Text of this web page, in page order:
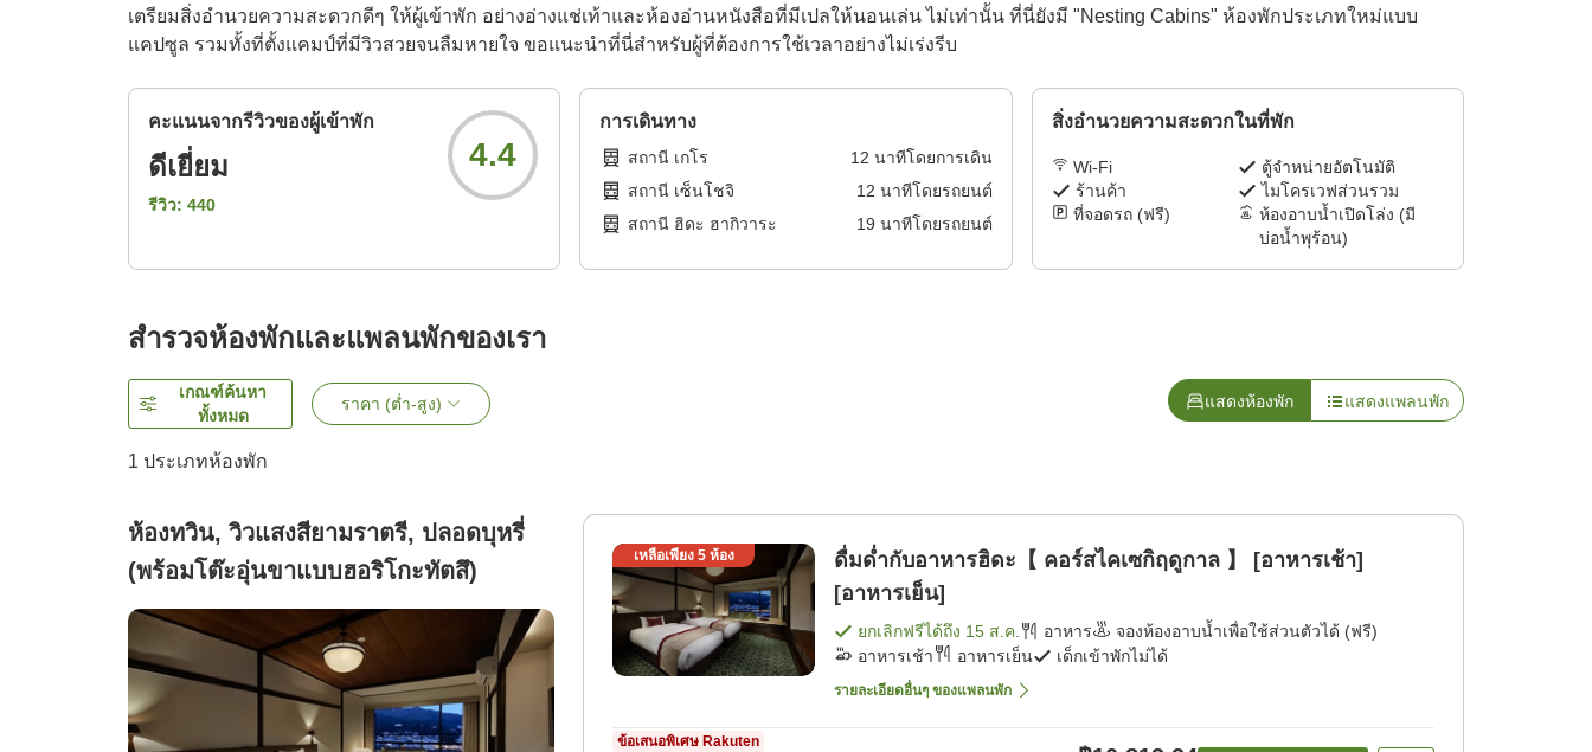
เตรียมสิ่งอำนวยความสะดวกดีๆ ให้ผู้เข้าพัก อย่างอ่างแช่เท้าและห้องอ่านหนังสือที่มีเปลให้นอนเล่น ไม่เท่านั้น ที่นี่ยังมี "Nesting Cabins" ห้องพักประเภทใหม่แบบ
แคปซูล รวมทั้งที่ตั้งแคมป์ที่มีวิวสวยจนลืมหายใจ ขอแนะนำที่นี่สำหรับผู้ที่ต้องการใช้เวลาอย่างไม่เร่งรีบ
คะแนนจากรีวิวของผู้เข้าพัก
ดีเยี่ยม
รีวิว: 440
4.4
การเดินทาง
สถานี เกโร 12 นาทีโดยการเดิน
สถานี เซ็นโชจิ
12 นาทีโดยรถยนต์
สถานี ฮิดะ ฮากิวาระ
19 นาทีโดยรถยนต์
สิ่งอำนวยความสะดวกในที่พัก
Wi-Fi
ตู้จำหน่ายอัตโนมัติ
ร้านค้า
ไมโครเวฟส่วนรวม
ที่จอดรถ (ฟรี)
ห้องอาบน้ำเปิดโล่ง (มี
บ่อน้ำพุร้อน)
สำรวจห้องพักและแพลนพักของเรา
เกณฑ์ค้นหา
ทั้งหมด
ราคา (ต่ำ-สูง) แสดงห้องพัก แสดงแพลนพัก
1 ประเภทห้องพัก
ห้องทวิน, วิวแสงสียามราตรี, ปลอดบุหรี่
(พร้อมโต๊ะอุ่นขาแบบฮอริโกะทัตสึ)
เหลือเพียง 5ห้อง
ดื่มด่ำกับอาหารฮิดะ【 คอร์สไคเซกิฤดูกาล 】 [อาหารเช้า]
[อาหารเย็น]
ยกเลิกฟรีได้ถึง 15 ส.ค. อาหาร
จองห้องอาบน้ำเพื่อใช้ส่วนตัวได้ (ฟรี)
อาหารเช้า
อาหารเย็น เด็กเข้าพักไม่ได้
รายละเอียดอื่นๆ ของแพลนพัก
ข้อเสนอพิเศษ Rakuten